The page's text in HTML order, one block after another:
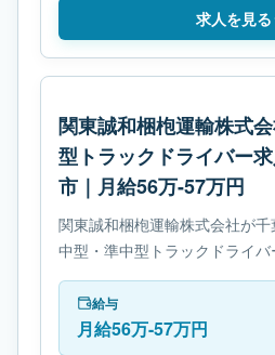
求人を見る
関東誠和梱枹運輸株式
型トラックドライバー
市｜月給56万-57万円
関東誠和梱枹運輸株式会社が
中型・準中型トラックドライ
は中型トラックです。勤務時
す。必要免許は- 8トン限定中
給与
月給56万-57万円